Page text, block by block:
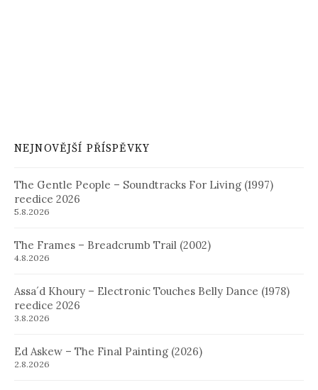
NEJNOVĚJŠÍ PŘÍSPĚVKY
The Gentle People – Soundtracks For Living (1997)
reedice 2026
5.8.2026
The Frames – Breadcrumb Trail (2002)
4.8.2026
Assa´d Khoury – Electronic Touches Belly Dance (1978)
reedice 2026
3.8.2026
Ed Askew – The Final Painting (2026)
2.8.2026